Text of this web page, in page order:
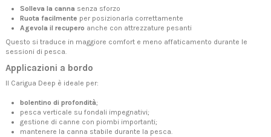
Solleva la canna senza sforzo
Ruota facilmente per posizionarla correttamente
Agevola il recupero anche con attrezzature pesanti
Questo si traduce in maggiore comfort e meno affaticamento durante le
sessioni di pesca.
Applicazioni a bordo
Il Carigua Deep è ideale per:
bolentino di profondità;
pesca verticale su fondali impegnativi;
gestione di canne con piombi importanti;
mantenere la canna stabile durante la pesca.